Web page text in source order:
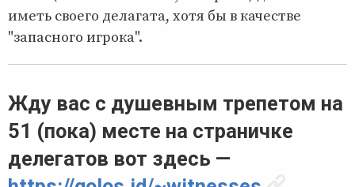
иметь своего делагата, хотя бы в качестве
"запасного игрока".
Жду вас с душевным трепетом на
51 (пока) месте на страничке
делегатов вот здесь —